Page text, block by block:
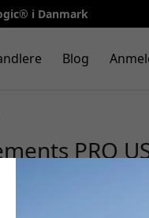
i Danmark
Blog
PRO
- Hvid